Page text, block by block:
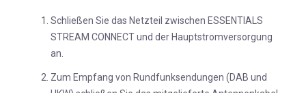
Schließen Sie das Netzteil zwischen ESSENTIALS
STREAM CONNECT und der Hauptstromversorgung
an.
Zum Empfang von Rundfunksendungen (DAB und